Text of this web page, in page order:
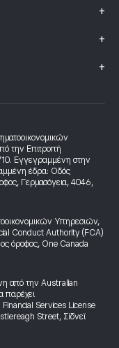
+
+
+
την Επιτροπή
Εγγεγραμμένη στην
έδρα: Οδός
Γερμασόγεια, 4046,
Υπηρεσιών,
Conduct Authority (FCA)
όροφος, One Canada
από την Australian
παρέχει
Financial Services License
Street, Σίδνεϊ